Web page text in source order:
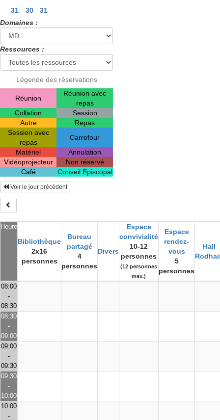
31
30
31
Domaines :
Ressources :
Légende des réservations
Réunion
Réunion avec
repas
Collation
Session
Autre
Repas
Session avec
repas
Carrefour
Matériel
Annulation
Vidéoprojecteur
Non réservé
Café
Conseil Episcopal
Heure
Bibliothèque
2x16
personnes
Bureau
partagé
4
personnes
Divers
Espace
convivialité
10-12
personnes
(12 personnes
max.)
Espace
rendez-
vous
5
personnes
Hall
Voir le jour précédent
08:00
-
08:30
08:30
-
09:00
09:00
-
09:30
09:30
-
10:00
10:00
-